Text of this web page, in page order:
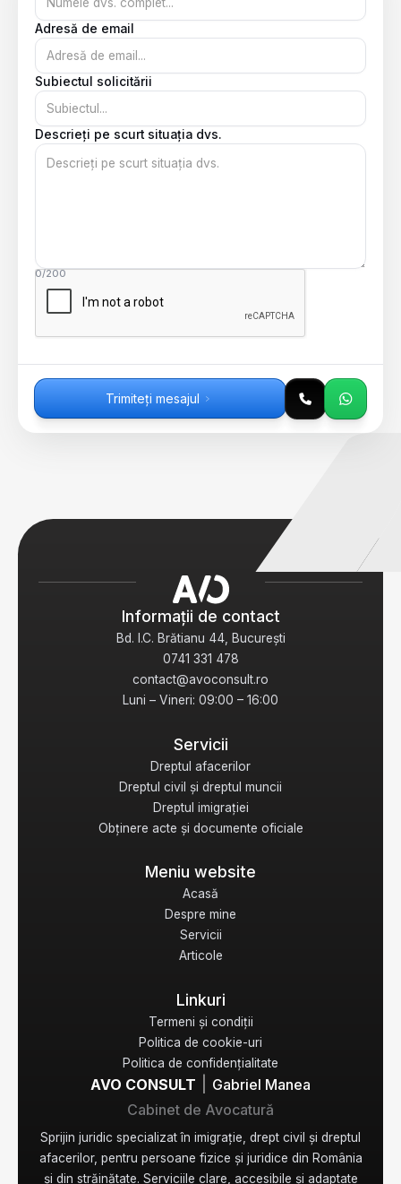
Adresă de email
Subiectul solicitării
Descrieți pe scurt situația dvs.
0/200
Trimiteți mesajul
AVO CONSULT
Gabriel Manea
Cabinet de Avocatură
Sprijin juridic specializat în imigrație, drept civil și dreptul
afacerilor, pentru persoane fizice și juridice din România
și din străinătate. Serviciile clare, accesibile și adaptate
Informații de contact
Bd. I.C. Brătianu 44, București
0741 331 478
contact@avoconsult.ro
Luni – Vineri: 09:00 – 16:00
Servicii
Dreptul afacerilor
Dreptul civil și dreptul muncii
Dreptul imigrației
Obținere acte și documente oficiale
Meniu website
Acasă
Despre mine
Servicii
Articole
Linkuri
Termeni și condiții
Politica de cookie-uri
Politica de confidențialitate